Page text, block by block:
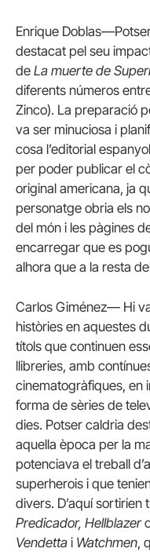
Enrique
destacat pel seu
de La muerte de
diferents números
Zinco). La preparació
va ser minuciosa i
cosa l’editorial
per poder publicar el
original americana, ja
personatge obria els
del món i les pàgines
encarregar que es
alhora que a la resta
Carlos Giménez— Hi
històries en aquestes
títols que continuen
llibreries, amb
cinematogràfiques, en
forma de sèries de
dies. Potser caldria
aquella època per la
potenciava el treball
superherois i que
divers. D’aquí sortirien
Predicador, Hellblazer
Vendetta i Watchmen,